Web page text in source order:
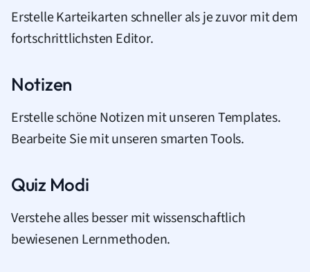
Erstelle Karteikarten schneller als je zuvor mit dem
fortschrittlichsten Editor.
Notizen
Erstelle schöne Notizen mit unseren Templates.
Bearbeite Sie mit unseren smarten Tools.
Quiz Modi
Verstehe alles besser mit wissenschaftlich
bewiesenen Lernmethoden.